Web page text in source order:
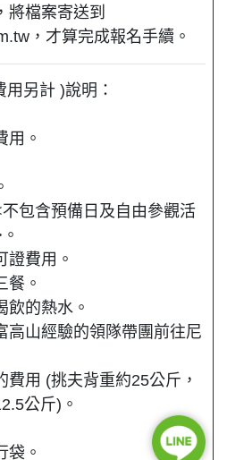
將檔案寄送到
，才算完成報名手續。
另計 )說明：
用。
包含預備日及自由參觀活
證費用。
餐。
飲的熱水 。
高山經驗的領隊帶團前往尼
費用 (挑夫背重約25公斤，
公斤)。
袋。